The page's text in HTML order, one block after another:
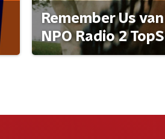
Remember Us
NPO Radio 2